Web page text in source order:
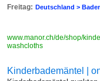
Freitag: Deutschland >
www.manor.ch/de/shop/
washcloths
Kinderbademäntel |